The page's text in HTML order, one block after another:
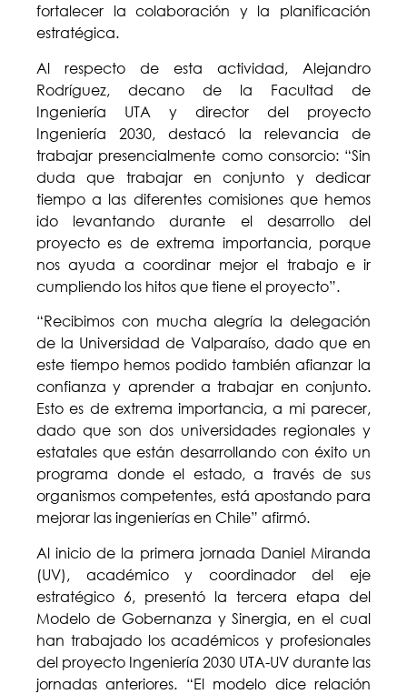
fortalecer la colaboración y la planificación
estratégica.
Al respecto de esta actividad, Alejandro
Rodríguez, decano de la Facultad de
Ingeniería UTA y director del proyecto
Ingeniería 2030, destacó la relevancia de
trabajar presencialmente como consorcio: “Sin
duda que trabajar en conjunto y dedicar
tiempo a las diferentes comisiones que hemos
ido levantando durante el desarrollo del
proyecto es de extrema importancia, porque
nos ayuda a coordinar mejor el trabajo e ir
cumpliendo los hitos que tiene el proyecto”.
“Recibimos con mucha alegría la delegación
de la Universidad de Valparaíso, dado que en
este tiempo hemos podido también afianzar la
confianza y aprender a trabajar en conjunto.
Esto es de extrema importancia, a mi parecer,
dado que son dos universidades regionales y
estatales que están desarrollando con éxito un
programa donde el estado, a través de sus
organismos competentes, está apostando para
mejorar las ingenierías en Chile” afirmó.
Al inicio de la primera jornada Daniel Miranda
(UV), académico y coordinador del eje
estratégico 6, presentó la tercera etapa del
Modelo de Gobernanza y Sinergia, en el cual
han trabajado los académicos y profesionales
del proyecto Ingeniería 2030 UTA-UV durante las
jornadas anteriores. “El modelo dice relación